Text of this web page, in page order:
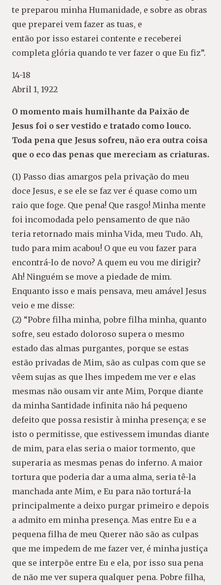
te preparou minha Humanidade, e sobre as obras
que preparei vem fazer as tuas, e
então por isso estarei contente e receberei
completa glória quando te ver fazer o que Eu fiz”.
14-18
Abril 1, 1922
O momento mais humilhante da Paixão de
Jesus foi o ser vestido e tratado como louco.
Toda pena que Jesus sofreu, não era outra coisa
que o eco das penas que mereciam as criaturas.
(1) Passo dias amargos pela privação do meu
doce Jesus, e se ele se faz ver é quase como um
raio que foge. Que pena! Que rasgo! Minha mente
foi incomodada pelo pensamento de que não
teria retornado mais minha Vida, meu Tudo. Ah,
tudo para mim acabou! O que eu vou fazer para
encontrá-lo de novo? A quem eu vou me dirigir?
Ah! Ninguém se move a piedade de mim.
Enquanto isso e mais pensava, meu amável Jesus
veio e me disse:
(2) “Pobre filha minha, pobre filha minha, quanto
sofre, seu estado doloroso supera o mesmo
estado das almas purgantes, porque se estas
estão privadas de Mim, são as culpas com que se
vêem sujas as que lhes impedem me ver e elas
mesmas não ousam vir ante Mim, Porque diante
da minha Santidade infinita não há pequeno
defeito que possa resistir à minha presença; e se
isto o permitisse, que estivessem imundas diante
de mim, para elas seria o maior tormento, que
superaria as mesmas penas do inferno. A maior
tortura que poderia dar a uma alma, seria tê-la
manchada ante Mim, e Eu para não torturá-la
principalmente a deixo purgar primeiro e depois
a admito em minha presença. Mas entre Eu e a
pequena filha de meu Querer não são as culpas
que me impedem de me fazer ver, é minha justiça
que se interpõe entre Eu e ela, por isso sua pena
de não me ver supera qualquer pena. Pobre filha,